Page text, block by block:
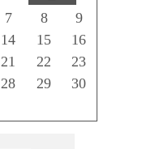
7 8
9
14 15
16
21 22
23
28 29
30